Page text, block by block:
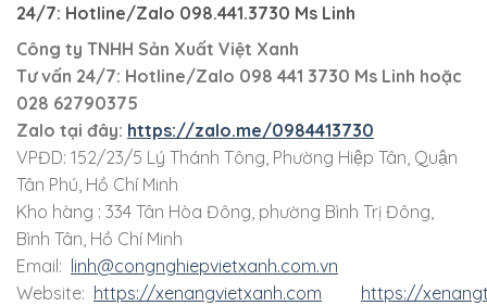
24/7: Hotline/Zalo 098.441.3730 Ms Linh
Công ty TNHH Sản Xuất Việt Xanh
Tư vấn 24/7: Hotline/Zalo 098 441 3730 Ms Linh hoặc
028 62790375
Zalo tại đây: https://zalo.me/0984413730
VPĐD: 152/23/5 Lý Thánh Tông, Phường Hiệp Tân, Quận
Tân Phú, Hồ Chí Minh
Kho hàng : 334 Tân Hòa Đông, phường Bình Trị Đông,
Bình Tân, Hồ Chí Minh
Email: linh@congnghiepvietxanh.com.vn
Website: https://xenangvietxanh.com
https://